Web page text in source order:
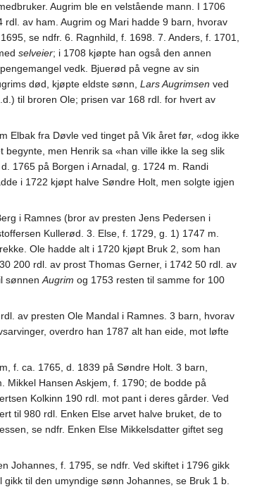
Augrim ble en velstående mann. I 1706
av ham. Augrim og Mari hadde 9 barn, hvorav
se ndfr. 6. Ragnhild, f. 1698. 7. Anders, f. 1701,
selveier; i 1708 kjøpte han også den annen
vedk. Bjuerød på vegne av sin
død, kjøpte eldste sønn, Lars Augrimsen ved
til broren Ole; prisen var 168 rdl. for hvert av
Elbak fra Døvle ved tinget på Vik året før, «dog ikke
men Henrik sa «han ville ikke la seg slik
1765 på Borgen i Arnadal, g. 1724 m. Randi
i 1722 kjøpt halve Søndre Holt, men solgte igjen
i Ramnes (bror av presten Jens Pedersen i
Kullerød. 3. Else, f. 1729, g. 1) 1747 m.
Ole hadde alt i 1720 kjøpt Bruk 2, som han
200 rdl. av prost Thomas Gerner, i 1742 50 rdl. av
sønnenAugrim og 1753 resten til samme for 100
av presten Ole Mandal i Ramnes. 3 barn, hvorav
overdro han 1787 alt han eide, mot løfte
f. ca. 1765, d. 1839 på Søndre Holt. 3 barn,
Mikkel Hansen Askjem, f. 1790; de bodde på
Kolkinn 190 rdl. mot pant i deres gårder. Ved
til 980 rdl. Enken Else arvet halve bruket, de to
se ndfr. Enken Else Mikkelsdatter giftet seg
Johannes, f. 1795, se ndfr. Ved skiftet i 1796 gikk
til den umyndige sønn Johannes, se Bruk 1 b.